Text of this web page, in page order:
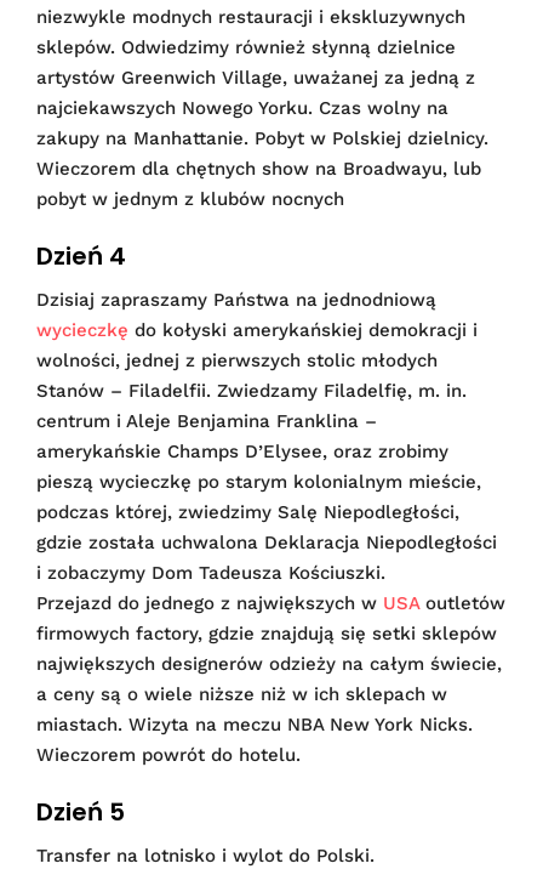
niezwykle modnych restauracji i ekskluzywnych
sklepów. Odwiedzimy również słynną dzielnice
artystów Greenwich Village, uważanej za jedną z
najciekawszych Nowego Yorku. Czas wolny na
zakupy na Manhattanie. Pobyt w Polskiej dzielnicy.
Wieczorem dla chętnych show na Broadwayu, lub
pobyt w jednym z klubów nocnych
Dzień 4
Dzisiaj zapraszamy Państwa na jednodniową
wycieczkę do kołyski amerykańskiej demokracji i
wolności, jednej z pierwszych stolic młodych
Stanów – Filadelfii. Zwiedzamy Filadelfię, m. in.
centrum i Aleje Benjamina Franklina –
amerykańskie Champs D’Elysee, oraz zrobimy
pieszą wycieczkę po starym kolonialnym mieście,
podczas której, zwiedzimy Salę Niepodległości,
gdzie została uchwalona Deklaracja Niepodległości
i zobaczymy Dom Tadeusza Kościuszki.
Przejazd do jednego z największych w USAoutletów
firmowych factory, gdzie znajdują się setki sklepów
największych designerów odzieży na całym świecie,
a ceny są o wiele niższe niż w ich sklepach w
miastach. Wizyta na meczu NBA New York Nicks.
Wieczorem powrót do hotelu.
Dzień 5
Transfer na lotnisko i wylot do Polski.